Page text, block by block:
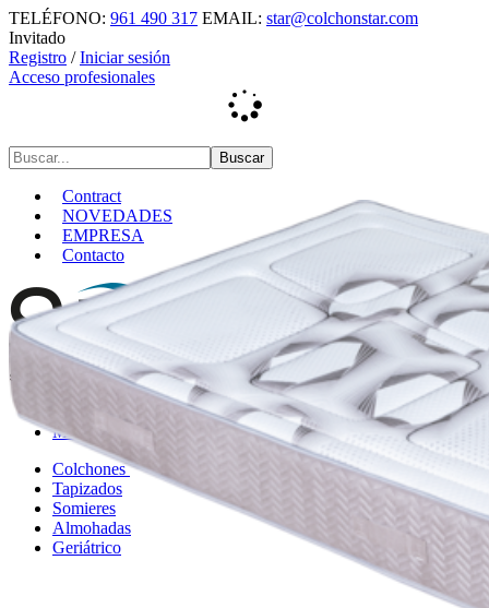
TELÉFONO: 961 490 317 EMAIL: star@colchonstar.com
Invitado
Registro /Iniciar sesión
Acceso profesionales
Contract
NOVEDADES
EMPRESA
Contacto
MARCAS
Colchones
Tapizados
Somieres
Almohadas
Geriátrico